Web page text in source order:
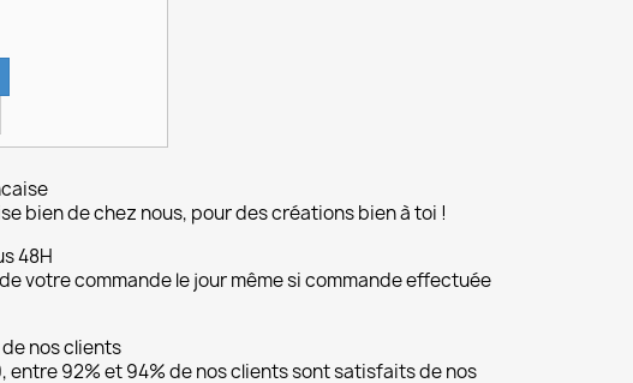
bien de chez nous, pour des créations bien à toi !
48H
votre commande le jour même si commande effectuée
nos clients
entre 92% et 94% de nos clients sont satisfaits de nos